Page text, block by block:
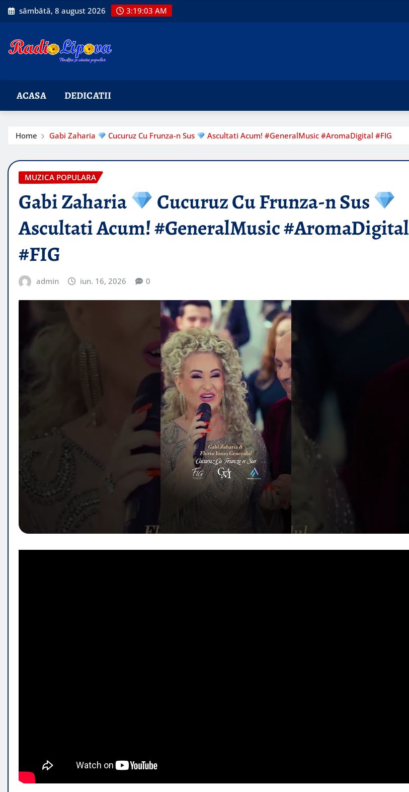
Skip
to
sâmbătă, 8 august 2026 3:19:04 AM
ACASA DEDICATII
Home Gabi Zaharia Cucuruz Cu Frunza-n Sus Ascultati Acum! #GeneralMusic #AromaDigital #FIG
MUZICA POPULARA
Gabi Zaharia
Cucuruz Cu Frunza-n Sus
Ascultati Acum! #GeneralMusic #AromaDigital
#FIG
admin iun. 16, 2026 0